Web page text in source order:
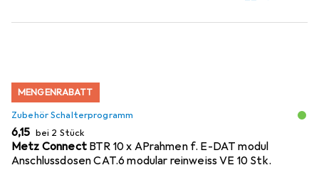
MENGENRABATT
Zubehör Schalterprogramm
EUR
6,15 bei 2 Stück
Metz Connect BTR 10 x APrahmen f. E-DAT modul
Anschlussdosen CAT.6 modular reinweiss VE 10 Stk.